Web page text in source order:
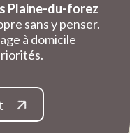
Plaine-du-forez
sans y penser.
à domicile